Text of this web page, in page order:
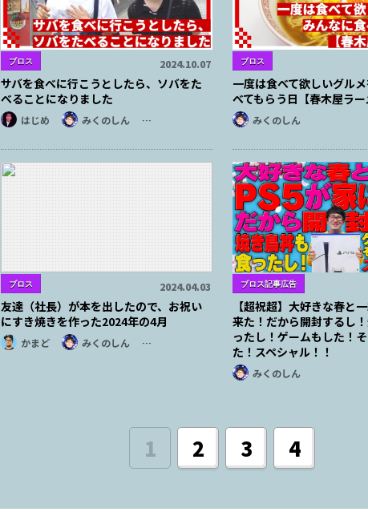
ブロス 2024.10.07
サバを食べに行こうとしたら、ソバをた
べることになりました
はじめ みくのしん …
ブロス
一度は食べて欲しいグル
べてもらう日【春木屋ラー
みくのしん
ブロス 2024.04.03
友達（社長）が本を出したので、お祝い
にすき焼きを作った2024年の4月
かまど みくのしん …
ブロス記事広告
【超祝超】大好きな春と
来た！だから開封するし
ったし！ゲームもした！
た！スペシャル！！
みくのしん
1 2 3 4